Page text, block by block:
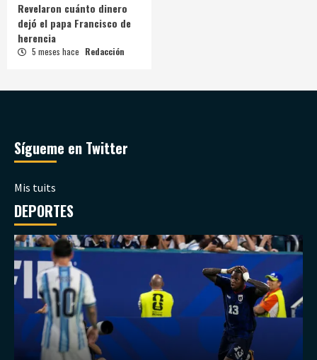
Revelaron cuánto dinero
dejó el papa Francisco de
herencia
5 meses hace Redacción
Sígueme en Twitter
Mis tuits
DEPORTES